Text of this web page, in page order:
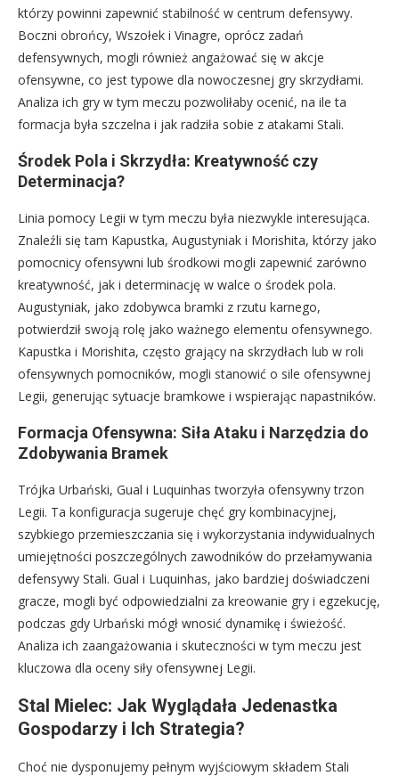
którzy powinni zapewnić stabilność w centrum defensywy.
Boczni obrońcy, Wszołek i Vinagre, oprócz zadań
defensywnych, mogli również angażować się w akcje
ofensywne, co jest typowe dla nowoczesnej gry skrzydłami.
Analiza ich gry w tym meczu pozwoliłaby ocenić, na ile ta
formacja była szczelna i jak radziła sobie z atakami Stali.
Środek Pola i Skrzydła: Kreatywność czy
Determinacja?
Linia pomocy Legii w tym meczu była niezwykle interesująca.
Znaleźli się tam Kapustka, Augustyniak i Morishita, którzy jako
pomocnicy ofensywni lub środkowi mogli zapewnić zarówno
kreatywność, jak i determinację w walce o środek pola.
Augustyniak, jako zdobywca bramki z rzutu karnego,
potwierdził swoją rolę jako ważnego elementu ofensywnego.
Kapustka i Morishita, często grający na skrzydłach lub w roli
ofensywnych pomocników, mogli stanowić o sile ofensywnej
Legii, generując sytuacje bramkowe i wspierając napastników.
Formacja Ofensywna: Siła Ataku i Narzędzia do
Zdobywania Bramek
Trójka Urbański, Gual i Luquinhas tworzyła ofensywny trzon
Legii. Ta konfiguracja sugeruje chęć gry kombinacyjnej,
szybkiego przemieszczania się i wykorzystania indywidualnych
umiejętności poszczególnych zawodników do przełamywania
defensywy Stali. Gual i Luquinhas, jako bardziej doświadczeni
gracze, mogli być odpowiedzialni za kreowanie gry i egzekucję,
podczas gdy Urbański mógł wnosić dynamikę i świeżość.
Analiza ich zaangażowania i skuteczności w tym meczu jest
kluczowa dla oceny siły ofensywnej Legii.
Stal Mielec: Jak Wyglądała Jedenastka
Gospodarzy i Ich Strategia?
Choć nie dysponujemy pełnym wyjściowym składem Stali